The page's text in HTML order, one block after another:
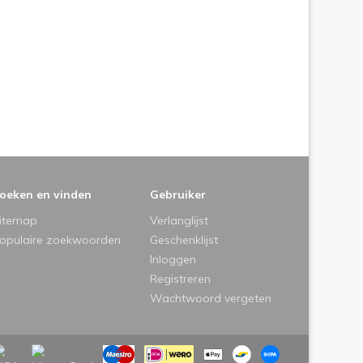
en vinden
zoekwoorden
Gebruiker
Verlanglijst
Geschenklijst
Inloggen
Registreren
Wachtwoord vergeten